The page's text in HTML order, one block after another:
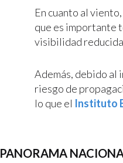
En cuanto al
que es importante
visibilidad
Además, debido al
riesgo de
lo que el Instituto
PANORAMA